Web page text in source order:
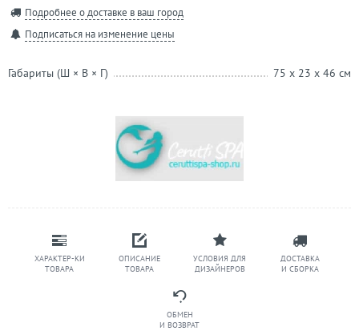
ХАРАКТЕР-КИ
ТОВАРА
ОПИСАНИЕ
ТОВАРА
УСЛОВИЯ ДЛЯ
ДИЗАЙНЕРОВ
ДОСТАВКА
И СБОРКА
ОБМЕН
И ВОЗВРАТ
Подробнее о доставке в ваш город
Подписаться на изменение цены
Габариты (Ш × В × Г) 75 x 23 x 46 см